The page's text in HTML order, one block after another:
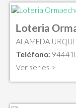
Loteria
ALAMEDA
Teléfono:
Ver series >